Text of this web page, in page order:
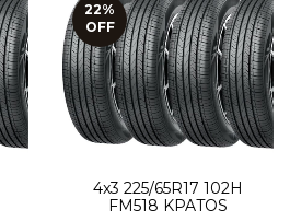
22%
OFF
4x3 225/65R17 102H
FM518 KPATOS